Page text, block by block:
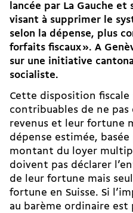
lancée par La Gauche
visant à supprimer le
selon la dépense, plus
forfaits fiscaux ». A
sur une initiative
socialiste.
Cette disposition fiscale
contribuables de ne
revenus et leur fortune
dépense estimée,
montant du loyer
doivent pas déclarer
de leur fortune mais
fortune en Suisse. Si
au barème ordinaire est